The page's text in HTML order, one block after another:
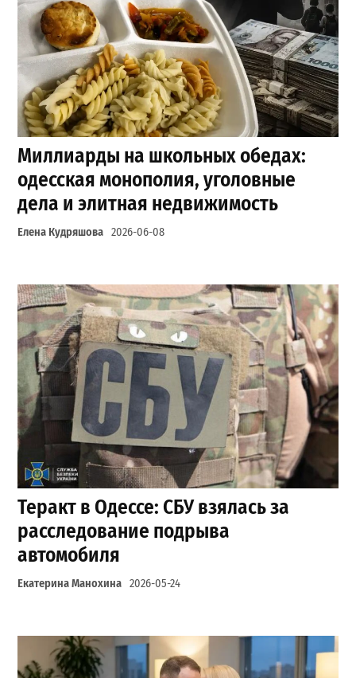
Миллиарды на школьных обедах:
одесская монополия, уголовные
дела и элитная недвижимость
Елена Кудряшова 2026-06-08
Теракт в Одессе: СБУ взялась за
расследование подрыва
автомобиля
Екатерина Манохина 2026-05-24